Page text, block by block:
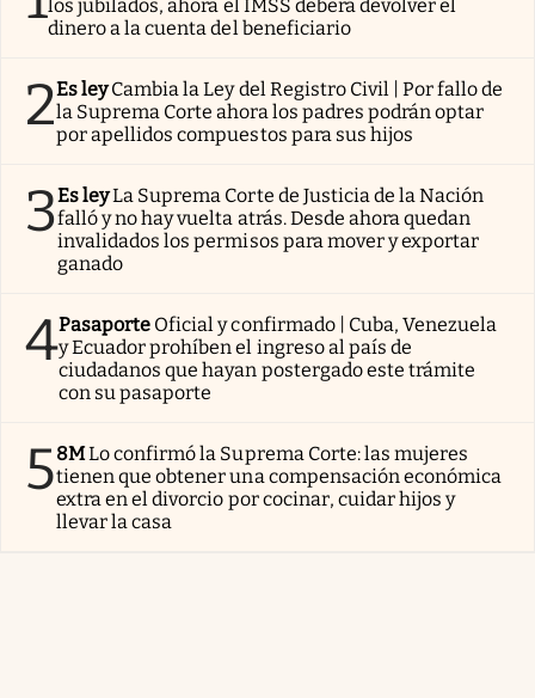
los jubilados, ahora el IMSS deberá devolver el
dinero a la cuenta del beneficiario
2Es ley Cambia la Ley del Registro Civil | Por fallo de
la Suprema Corte ahora los padres podrán optar
por apellidos compuestos para sus hijos
3Es leyLa Suprema Corte de Justicia de la Nación
falló y no hay vuelta atrás. Desde ahora quedan
invalidados los permisos para mover y exportar
ganado
4Pasaporte Oficial y confirmado | Cuba, Venezuela
y Ecuador prohíben el ingreso al país de
ciudadanos que hayan postergado este trámite
con su pasaporte
58MLo confirmó la Suprema Corte: las mujeres
tienen que obtener una compensación económica
extra en el divorcio por cocinar, cuidar hijos y
llevar la casa